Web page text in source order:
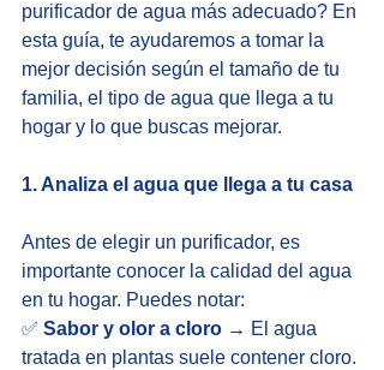
purificador de agua más adecuado? En
esta guía, te ayudaremos a tomar la
mejor decisión según el tamaño de tu
familia, el tipo de agua que llega a tu
hogar y lo que buscas mejorar.
1. Analiza el agua que llega a tu casa
Antes de elegir un purificador, es
importante conocer la calidad del agua
en tu hogar. Puedes notar:
✅ Sabor y olor a cloro → El agua
tratada en plantas suele contener cloro.